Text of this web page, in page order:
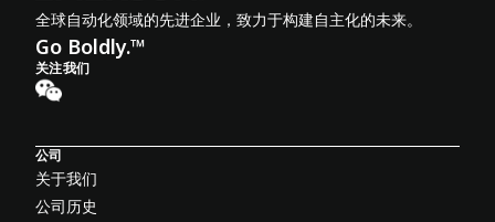
全球自动化领域的先进企业，致力于构建自主化的未来。
Go Boldly.™
关注我们
公司
关于我们
公司历史